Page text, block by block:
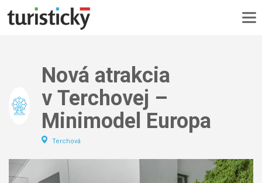
PODUJATIA
TURISTIKA
VÝLET
Nová atrakcia
v Terchovej –
Minimodel Europa
Terchová